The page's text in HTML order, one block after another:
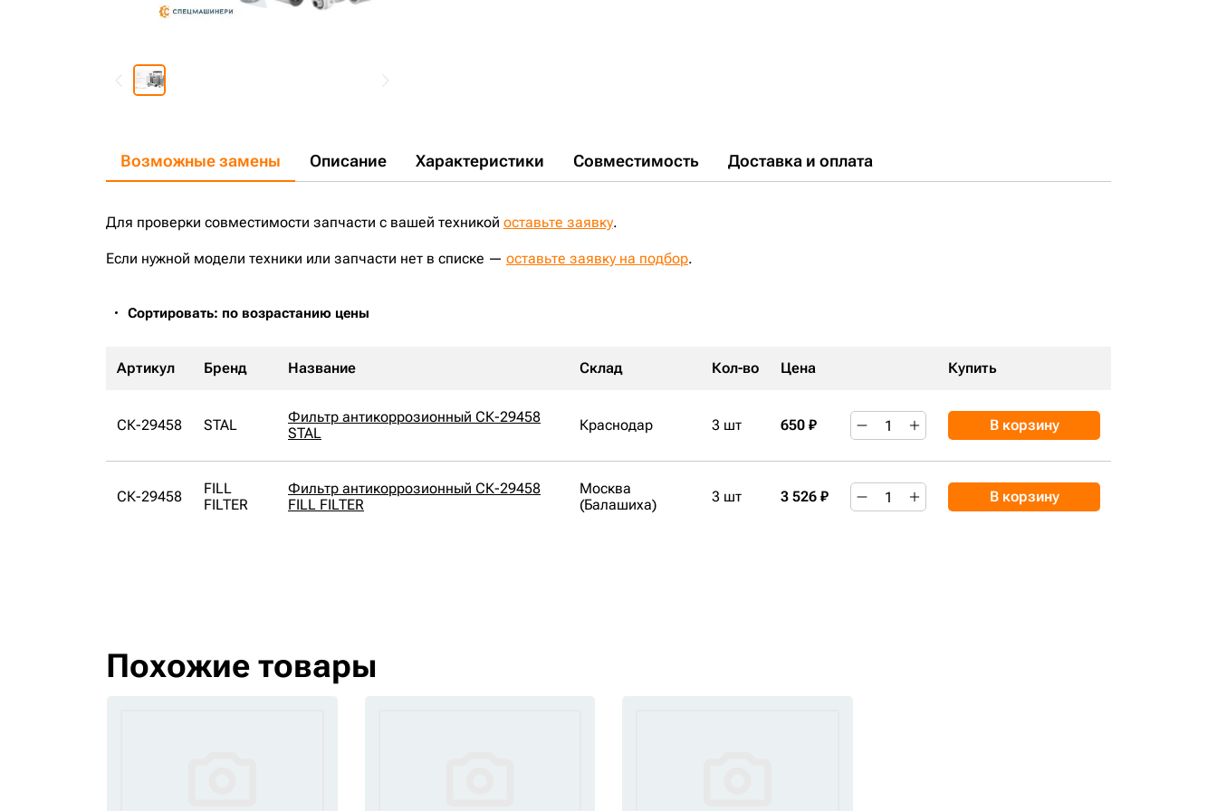
Возможные замены Описание Характеристики Совместимость Доставка и оплата
Для проверки совместимости запчасти с вашей техникой оставьте заявку.
Если нужной модели техники или запчасти нет в списке — оставьте заявку на подбор.
Сортировать: по возрастанию цены
Артикул Бренд Название Склад Кол-во Цена Купить
СК-29458 STAL
Фильтр антикоррозионный СК-29458
STAL
Краснодар 3 шт 650 ₽ В корзину
СК-29458
FILL
FILTER
Фильтр антикоррозионный СК-29458
FILL FILTER
Москва
(Балашиха)
3 шт 3 526 ₽ В корзину
Похожие товары